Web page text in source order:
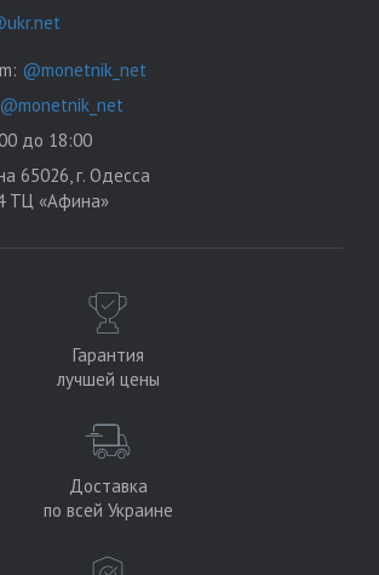
@monetnik_net
@monetnik_net
до 18:00
65026, г. Одесса
ТЦ «Афина»
Гарантия
лучшей цены
Доставка
по всей Украине